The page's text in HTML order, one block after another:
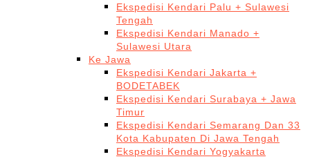
Ekspedisi Kendari Palu + Sulawesi
Tengah
Ekspedisi Kendari Manado +
Sulawesi Utara
Ke Jawa
Ekspedisi Kendari Jakarta +
BODETABEK
Ekspedisi Kendari Surabaya + Jawa
Timur
Ekspedisi Kendari Semarang Dan 33
Kota Kabupaten Di Jawa Tengah
Ekspedisi Kendari Yogyakarta